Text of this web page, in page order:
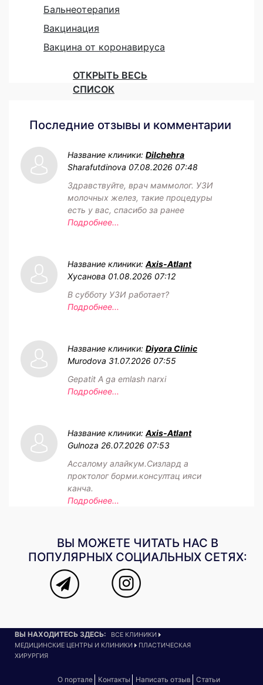
Бальнеотерапия
Вакцинация
Вакцина от коронавируса
ОТКРЫТЬ ВЕСЬ
СПИСОК
Последние отзывы и комментарии
Название клиники: Dilchehra
Sharafutdinova 07.08.2026 07:48
Здравствуйте, врач маммолог. УЗИ
молочных желез, такие процедуры
есть у вас, спасибо за ранее
Подробнее...
Название клиники: Axis-Atlant
Хусанова 01.08.2026 07:12
В субботу УЗИ работает?
Подробнее...
Название клиники: Diyora Clinic
Murodova 31.07.2026 07:55
Gepatit A ga emlash narxi
Подробнее...
Название клиники: Axis-Atlant
Gulnoza 26.07.2026 07:53
Ассалому алайкум.Сизлард а
проктолог борми.консултац ияси
канча.
Подробнее...
ВЫ МОЖЕТЕ ЧИТАТЬ НАС В
ПОПУЛЯРНЫХ СОЦИАЛЬНЫХ СЕТЯХ:
ВЫ НАХОДИТЕСЬ ЗДЕСЬ:
ВСЕ КЛИНИКИ
МЕДИЦИНСКИЕ ЦЕНТРЫ И КЛИНИКИ
ПЛАСТИЧЕСКАЯ
ХИРУРГИЯ
О портале Контакты Написать отзыв Статьи